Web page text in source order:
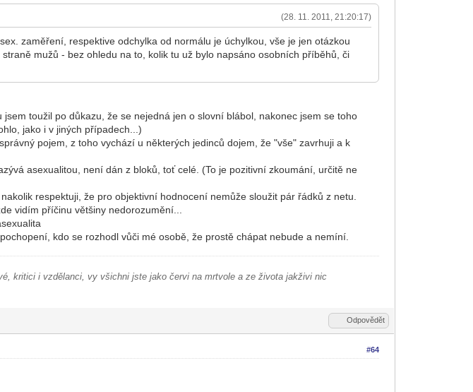
(28. 11. 2011, 21:20:17)
zaměření, respektive odchylka od normálu je úchylkou, vše je jen otázkou
mužů - bez ohledu na to, kolik tu už bylo napsáno osobních příběhů, či
toužil po důkazu, že se nejedná jen o slovní blábol, nakonec jsem se toho
jako i v jiných případech...)
pojem, z toho vychází u některých jedinců dojem, že "vše" zavrhuji a k
asexualitou, není dán z bloků, toť celé. (To je pozitivní zkoumání, určitě ne
respektuji, že pro objektivní hodnocení nemůže sloužit pár řádků z netu.
vidím příčinu většiny nedorozumění...
kdo se rozhodl vůči mé osobě, že prostě chápat nebude a nemíní.
kritici i vzdělanci, vy všichni jste jako červi na mrtvole a ze života jakživi nic
Odpovědět
#64